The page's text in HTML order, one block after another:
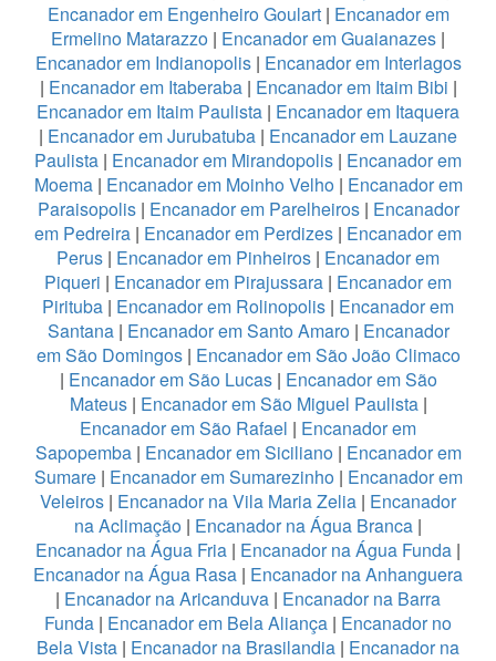
Encanador em Engenheiro Goulart | Encanador em
Ermelino Matarazzo | Encanador em Guaianazes |
Encanador em Indianopolis| Encanador em Interlagos
| Encanador em Itaberaba| Encanador em Itaim Bibi |
Encanador em Itaim Paulista | Encanador em Itaquera
| Encanador em Jurubatuba | Encanador em Lauzane
Paulista | Encanador em Mirandopolis | Encanador em
Moema| Encanador em Moinho Velho | Encanador em
Paraisopolis| Encanador em Parelheiros| Encanador
em Pedreira | Encanador em Perdizes | Encanador em
Perus | Encanador em Pinheiros | Encanador em
Piqueri | Encanador em Pirajussara | Encanador em
Pirituba | Encanador em Rolinopolis | Encanador em
Santana| Encanador em Santo Amaro| Encanador
em São Domingos| Encanador em São João Climaco
| Encanador em São Lucas| Encanador em São
Mateus | Encanador em São Miguel Paulista|
Encanador em São Rafael | Encanador em
Sapopemba | Encanador em Siciliano| Encanador em
Sumare| Encanador em Sumarezinho| Encanador em
Veleiros | Encanador na Vila Maria Zelia | Encanador
na Aclimação | Encanador na Água Branca |
Encanador na Água Fria | Encanador na Água Funda |
Encanador na Água Rasa | Encanador na Anhanguera
| Encanador na Aricanduva | Encanador na Barra
Funda | Encanador em Bela Aliança | Encanador no
Bela Vista | Encanador na Brasilandia | Encanador na